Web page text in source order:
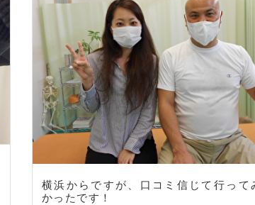
横浜からですが、口コミ信じて行って
かったです！